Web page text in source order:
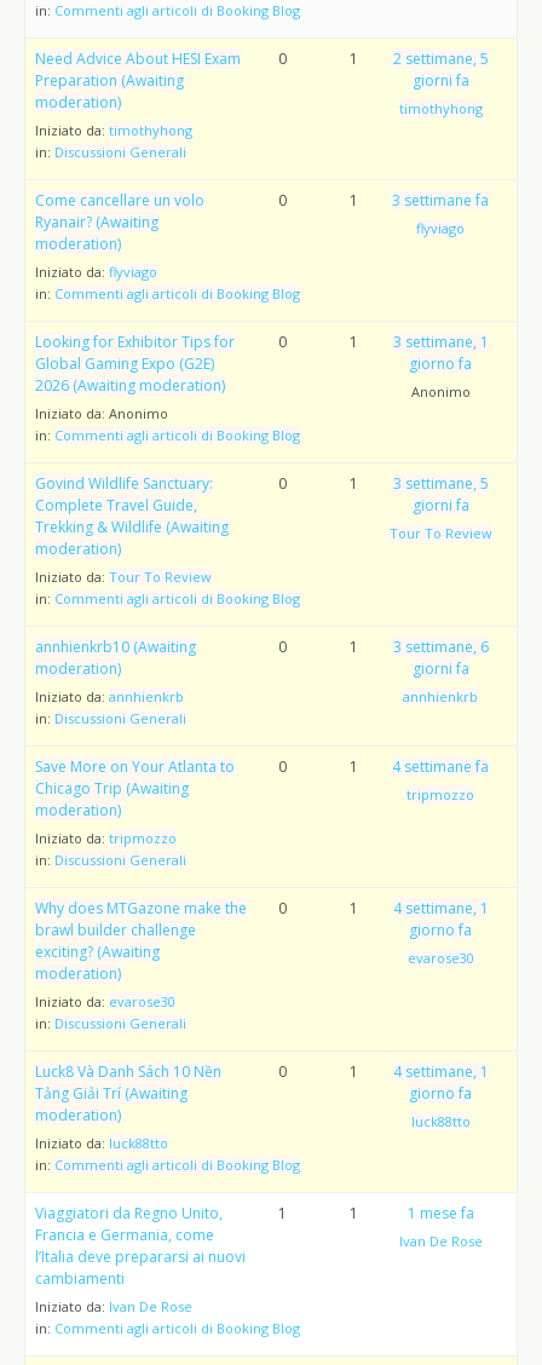
in: Commenti agli articoli di Booking Blog
Need Advice About HESI Exam
Preparation (Awaiting
moderation)
Iniziato da: timothyhong
in: Discussioni Generali
0 1
2 settimane, 5
giorni fa
timothyhong
Come cancellare un volo
Ryanair? (Awaiting
moderation)
Iniziato da: flyviago
in: Commenti agli articoli di Booking Blog
0 1 3 settimane fa
flyviago
Looking for Exhibitor Tips for
Global Gaming Expo (G2E)
2026 (Awaiting moderation)
Iniziato da: Anonimo
in: Commenti agli articoli di Booking Blog
0 1
3 settimane, 1
giorno fa
Anonimo
Govind Wildlife Sanctuary:
Complete Travel Guide,
Trekking & Wildlife (Awaiting
moderation)
Iniziato da: Tour To Review
in: Commenti agli articoli di Booking Blog
0 1
3 settimane, 5
giorni fa
Tour To Review
annhienkrb10 (Awaiting
moderation)
Iniziato da: annhienkrb
in: Discussioni Generali
0 1
3 settimane, 6
giorni fa
annhienkrb
Save More on Your Atlanta to
Chicago Trip (Awaiting
moderation)
Iniziato da: tripmozzo
in: Discussioni Generali
0 1 4 settimane fa
tripmozzo
Why does MTGazone make the
brawl builder challenge
exciting? (Awaiting
moderation)
Iniziato da: evarose30
in: Discussioni Generali
0 1
4 settimane, 1
giorno fa
evarose30
Luck8 Và Danh Sách 10 Nền
Tảng Giải Trí (Awaiting
moderation)
Iniziato da: luck88tto
in: Commenti agli articoli di Booking Blog
0 1
4 settimane, 1
giorno fa
luck88tto
Viaggiatori da Regno Unito,
Francia e Germania, come
l’Italia deve prepararsi ai nuovi
cambiamenti
Iniziato da: Ivan De Rose
in: Commenti agli articoli di Booking Blog
1 1 1 mese fa
Ivan De Rose